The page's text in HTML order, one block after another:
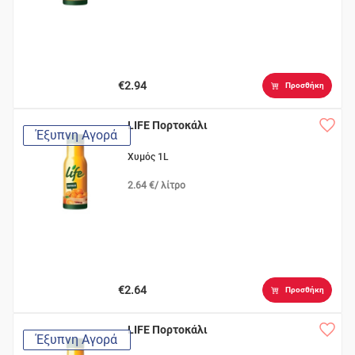
€2.94 Προσθήκη
Έξυπνη Αγορά
LIFE Πορτοκάλι
Χυμός 1L
2.64 €/ λίτρο
€2.64 Προσθήκη
Έξυπνη Αγορά
LIFE Πορτοκάλι